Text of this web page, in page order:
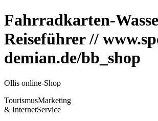
Fahrradkarten-
Reiseführer //
demian.de/bb_shop
Ollis online-Shop
TourismusMarketing
& InternetService